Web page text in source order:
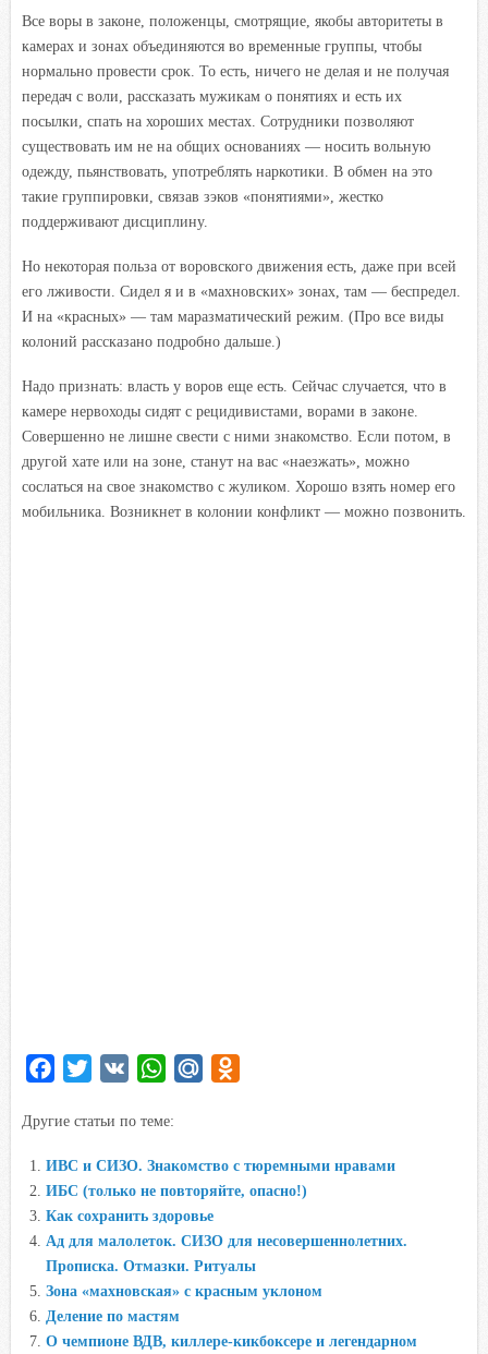
Все воры в законе, положенцы, смотрящие, якобы авторитеты в
камерах и зонах объединяются во временные группы, чтобы
нормально провести срок. То есть, ничего не делая и не получая
передач с воли, рассказать мужикам о понятиях и есть их
посылки, спать на хороших местах. Сотрудники позволяют
существовать им не на общих основаниях — носить вольную
одежду, пьянствовать, употреблять наркотики. В обмен на это
такие группировки, связав зэков «понятиями», жестко
поддерживают дисциплину.
Но некоторая польза от воровского движения есть, даже при всей
его лживости. Сидел я и в «махновских» зонах, там — беспредел.
И на «красных» — там маразматический режим. (Про все виды
колоний рассказано подробно дальше.)
Надо признать: власть у воров еще есть. Сейчас случается, что в
камере нервоходы сидят с рецидивистами, ворами в законе.
Совершенно не лишне свести с ними знакомство. Если потом, в
другой хате или на зоне, станут на вас «наезжать», можно
сослаться на свое знакомство с жуликом. Хорошо взять номер его
мобильника. Возникнет в колонии конфликт — можно позвонить.
c
b
o
o
k
i
e
r
W
a
A
p
p
R
u
a
s
s
Другие статьи по теме:
ИВС и СИЗО. Знакомство с тюремными нравами
ИБС (только не повторяйте, опасно!)
Как сохранить здоровье
Ад для малолеток. СИЗО для несовершеннолетних.
Прописка. Отмазки. Ритуалы
Зона «махновская» с красным уклоном
Деление по мастям
О чемпионе ВДВ, киллере-кикбоксере и легендарном